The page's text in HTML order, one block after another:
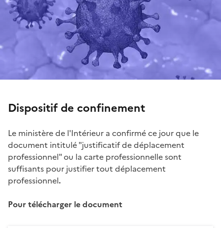
Dispositif de confinement
Le ministère de l'Intérieur a confirmé ce jour que le
document intitulé "justificatif de déplacement
professionnel" ou la carte professionnelle sont
suffisants pour justifier tout déplacement
professionnel.
Pour télécharger le document